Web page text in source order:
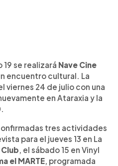
se realizará Nave Cine
encuentro cultural. La
viernes 24 de julio con una
en Ataraxia y la
tres actividades
para el jueves 13 en La
, el sábado 15 en Vinyl
el MARTE, programada